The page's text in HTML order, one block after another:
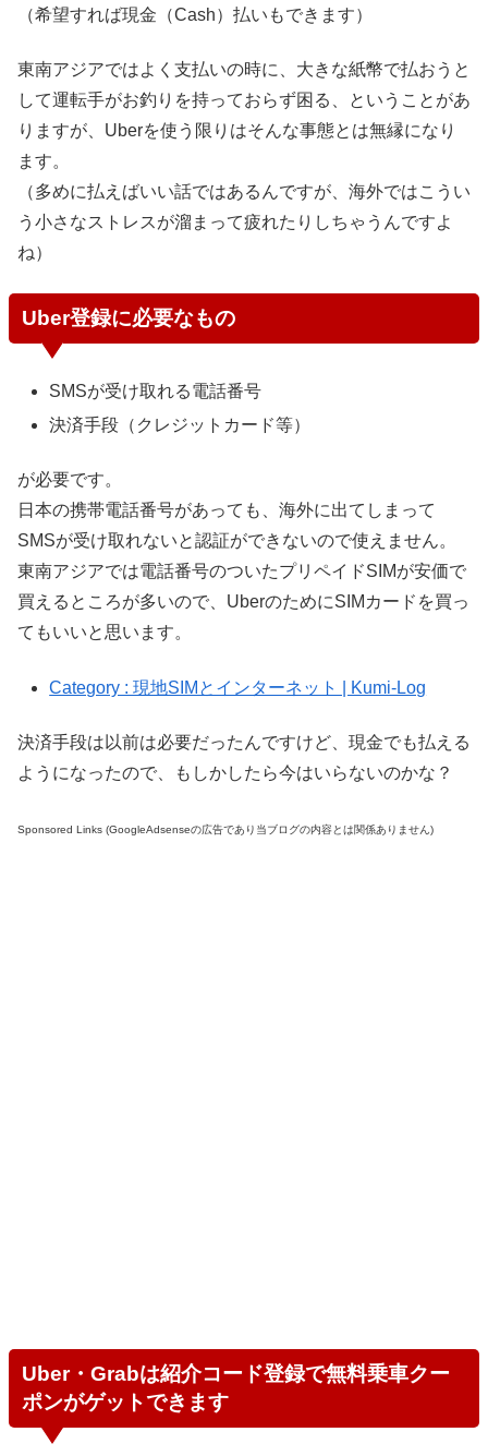
（希望すれば現金（Cash）払いもできます）
東南アジアではよく支払いの時に、大きな紙幣で払おうと
して運転手がお釣りを持っておらず困る、ということがあ
りますが、Uberを使う限りはそんな事態とは無縁になり
ます。
（多めに払えばいい話ではあるんですが、海外ではこうい
う小さなストレスが溜まって疲れたりしちゃうんですよ
ね）
Uber登録に必要なもの
SMSが受け取れる電話番号
決済手段（クレジットカード等）
が必要です。
日本の携帯電話番号があっても、海外に出てしまって
SMSが受け取れないと認証ができないので使えません。
東南アジアでは電話番号のついたプリペイドSIMが安価で
買えるところが多いので、UberのためにSIMカードを買っ
てもいいと思います。
Category : 現地SIMとインターネット | Kumi-Log
決済手段は以前は必要だったんですけど、現金でも払える
ようになったので、もしかしたら今はいらないのかな？
Sponsored Links (GoogleAdsenseの広告であり当ブログの内容とは関係ありません)
Uber・Grabは紹介コード登録で無料乗車クー
ポンがゲットできます